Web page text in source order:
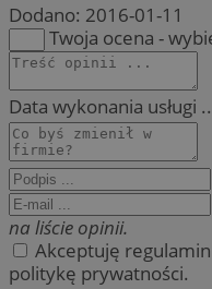
Dodano: 2016-01-11
Twoja ocena -
Data wykonania usługi
na liście opinii.
Akceptuję
politykę prywatności.